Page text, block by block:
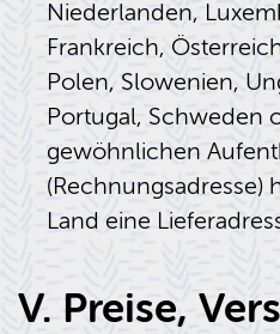
Niederlanden,
Frankreich,
Polen, Slowenien,
Portugal, Schweden
gewöhnlichen
(Rechnungsadresse)
Land eine
V. Preise,